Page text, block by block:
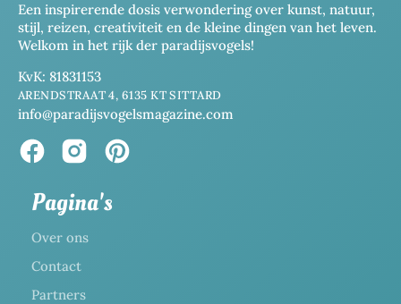
Een inspirerende dosis verwondering over kunst, natuur,
stijl, reizen, creativiteit en de kleine dingen van het leven.
Welkom in het rijk der paradijsvogels!
KvK: 81831153
ARENDSTRAAT 4, 6135 KT SITTARD
info@paradijsvogelsmagazine.com
Pagina's
Over ons
Contact
Partners